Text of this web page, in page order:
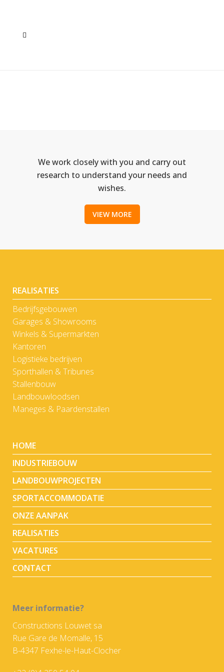
We work closely with you and carry out
research to understand your needs and
wishes.
VIEW MORE
REALISATIES
Bedrijfsgebouwen
Garages & Showrooms
Winkels & Supermarkten
Kantoren
Logistieke bedrijven
Sporthallen & Tribunes
Stallenbouw
Landbouwloodsen
Maneges & Paardenstallen
HOME
INDUSTRIEBOUW
LANDBOUWPROJECTEN
SPORTACCOMMODATIE
ONZE AANPAK
REALISATIES
VACATURES
CONTACT
Meer informatie?
Constructions Louwet sa
Rue Gare de Momalle, 15
B-4347 Fexhe-le-Haut-Clocher